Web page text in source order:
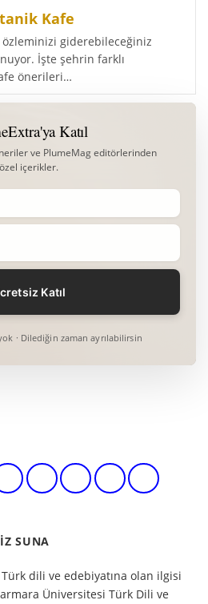
Kafe
giderebileceğiniz
İşte şehrin farklı
önerileri…
Katıl
ve PlumeMag editörlerinden
özel içerikler.
· Dilediğin zaman ayrılabilirsin
SUNA
Türk dili ve edebiyatına olan ilgisi
Üniversitesi Türk Dili ve